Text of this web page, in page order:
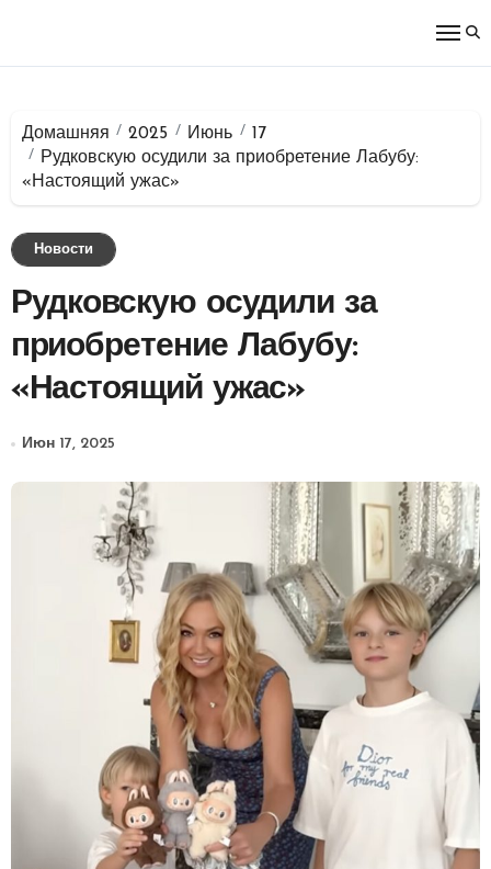
Домашняя 2025 Июнь
17
Рудковскую осудили за приобретение Лабубу:
«Настоящий ужас»
Новости
Рудковскую осудили за
приобретение Лабубу:
«Настоящий ужас»
Июн 17, 2025